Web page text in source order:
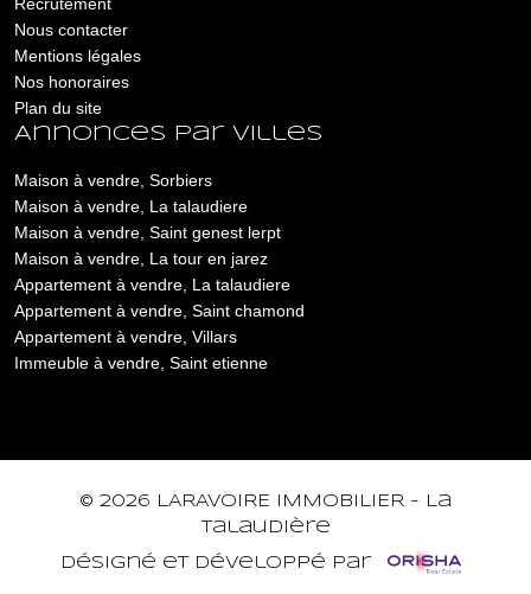
Nous contacter
Mentions légales
Nos honoraires
Plan du site
Annonces par villes
Maison à vendre, Sorbiers
Maison à vendre, La talaudiere
Maison à vendre, Saint genest lerpt
Maison à vendre, La tour en jarez
Appartement à vendre, La talaudiere
Appartement à vendre, Saint chamond
Appartement à vendre, Villars
Immeuble à vendre, Saint etienne
© 2026 LARAVOIRE IMMOBILIER - La
Talaudière
Désigné et développé par